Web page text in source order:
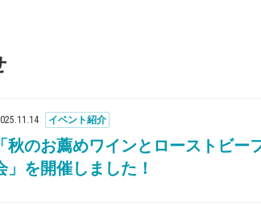
.11 .14 イベント紹介
「秋のお薦めワインとローストビー
」を開催しました！